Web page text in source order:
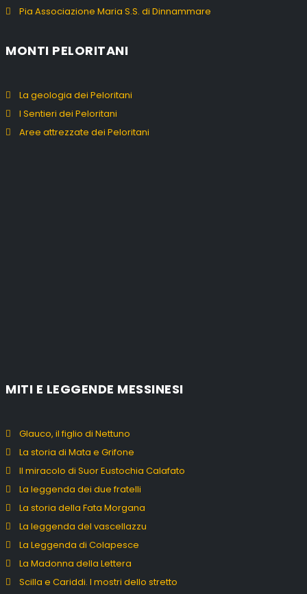
Pia Associazione Maria S.S. di Dinnammare
MONTI PELORITANI
La geologia dei Peloritani
I Sentieri dei Peloritani
Aree attrezzate dei Peloritani
MITI E LEGGENDE MESSINESI
Glauco, il figlio di Nettuno
La storia di Mata e Grifone
Il miracolo di Suor Eustochia Calafato
La leggenda dei due fratelli
La storia della Fata Morgana
La leggenda del vascellazzu
La Leggenda di Colapesce
La Madonna della Lettera
Scilla e Cariddi. I mostri dello stretto